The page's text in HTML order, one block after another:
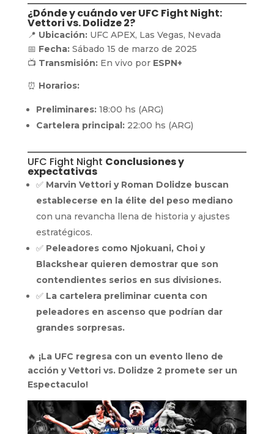
¿Dónde y cuándo ver UFC Fight Night:
Vettori vs. Dolidze 2?
📍 Ubicación:UFC APEX, Las Vegas, Nevada
📅 Fecha:Sábado 15 de marzo de 2025
📺 Transmisión:En vivo por ESPN+
⏰ Horarios:
Preliminares:18:00 hs (ARG)
Cartelera principal:22:00 hs (ARG)
UFC Fight Night Conclusiones y
expectativas
✅ Marvin Vettori y Roman Dolidze buscan
establecerse en la élite del peso mediano
con una revancha llena de historia y ajustes
estratégicos.
✅ Peleadores como Njokuani, Choi y
Blackshear quieren demostrar que son
contendientes serios en sus divisiones.
✅ La cartelera preliminar cuenta con
peleadores en ascenso que podrían dar
grandes sorpresas.
🔥 ¡La UFC regresa con un evento lleno de
acción y Vettori vs. Dolidze 2 promete ser un
Espectaculo!